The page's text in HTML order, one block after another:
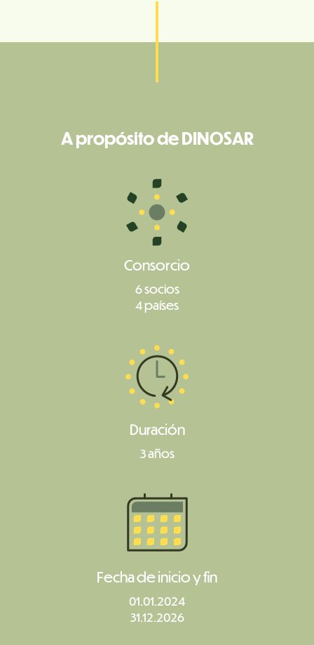
A propósito de DINOSAR
Consorcio
6 socios
4 países
Duración
3 años
Fecha de inicio y fin
01.01.2024
31.12.2026